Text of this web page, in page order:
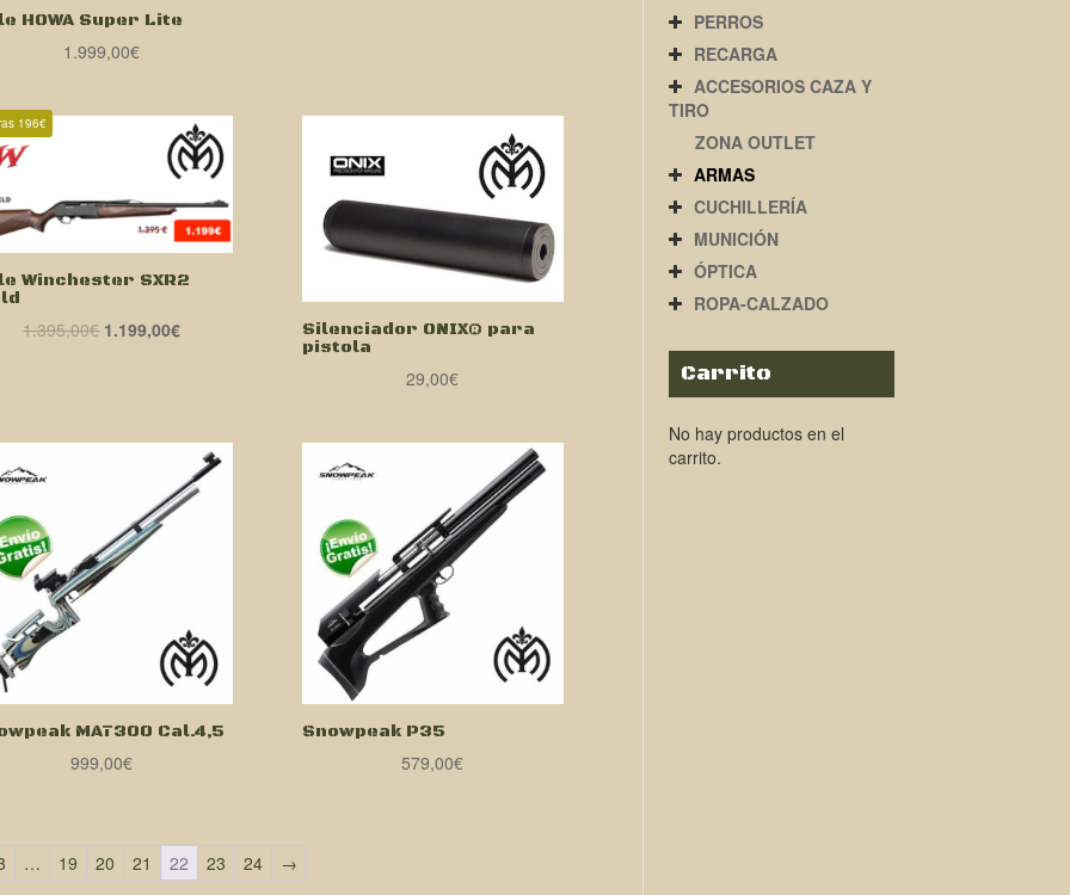
HOWA Super Lite
1.999,00€
196€
Winchester SXR2
1.395,00€ El
1.395,00€.
1.199,00€El
1.199,00€.
Silenciador ONIX® para
pistola
29,00€
MAT300 Cal.4,5
999,00€
Snowpeak P35
579,00€
… 19 20 21 22 23 24 →
PERROS
RECARGA
ACCESORIOS CAZA Y
TIRO
ZONA OUTLET
ARMAS
CUCHILLERÍA
MUNICIÓN
ÓPTICA
ROPA-CALZADO
Carrito
No hay productos en el
carrito.